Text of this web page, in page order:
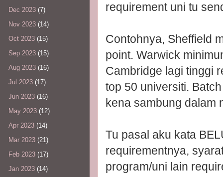
requirement uni tu
Contohnya, Sheffield
point. Warwick
Cambridge lagi tinggi
top 50 universiti.
kena sambung dalam
Tu pasal aku kata
requirementnya,
program/uni lain
Dec 2023 (7)
Nov 2023 (14)
Oct 2023 (15)
Sep 2023 (15)
Aug 2023 (16)
Jul 2023 (17)
Jun 2023 (16)
May 2023 (12)
Apr 2023 (14)
Mar 2023 (21)
Feb 2023 (17)
Jan 2023 (14)